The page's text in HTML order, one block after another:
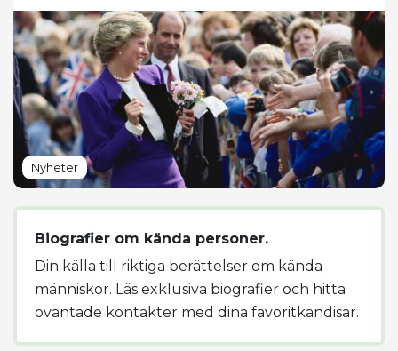
Nyheter
Biografier om kända personer.
Din källa till riktiga berättelser om kända
människor. Läs exklusiva biografier och hitta
oväntade kontakter med dina favoritkändisar.